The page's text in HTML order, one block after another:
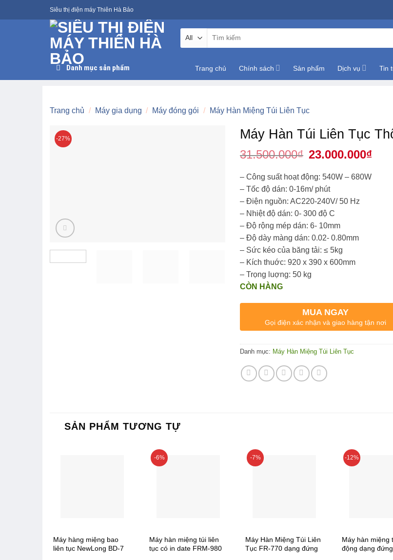
to
Siêu thị điện máy Thiên Hà Bảo
kiếm:
Danh mục sản phẩm Trang chủ Chính sách Sản phẩm Dịch vụ Tin
Trang chủ / Máy gia dụng / Máy đóng gói / Máy Hàn Miệng Túi Liên Tục
-27% Máy Hàn Túi Liên Tục
31.500.000₫
Giá
gốc
31.500.000₫.
23.000.000₫Giá
– Công suất hoạt động: 540W – 680W
– Tốc độ dán: 0-16m/ phút
– Điện nguồn: AC220-240V/ 50 Hz
– Nhiệt độ dán: 0- 300 độ C
– Độ rộng mép dán: 6- 10mm
– Độ dày màng dán: 0.02- 0.80mm
– Sức kéo của băng tải: ≤ 5kg
– Kích thuớc: 920 x 390 x 600mm
– Trọng luợng: 50 kg
CÒN HÀNG
MUA NGAY
Gọi điện xác nhận và giao hàng tận nơi
Danh mục: Máy Hàn Miệng Túi Liên Tục
SẢN PHẨM TƯƠNG TỰ
Máy hàng miệng bao
liên tục NewLong BD-7
-6%
Máy hàn miệng túi liên
tục có in date FRM-980
-7%
Máy Hàn Miệng Túi Liên
Tục FR-770 dạng đứng
-12%
Máy hàn miệng
động dạng